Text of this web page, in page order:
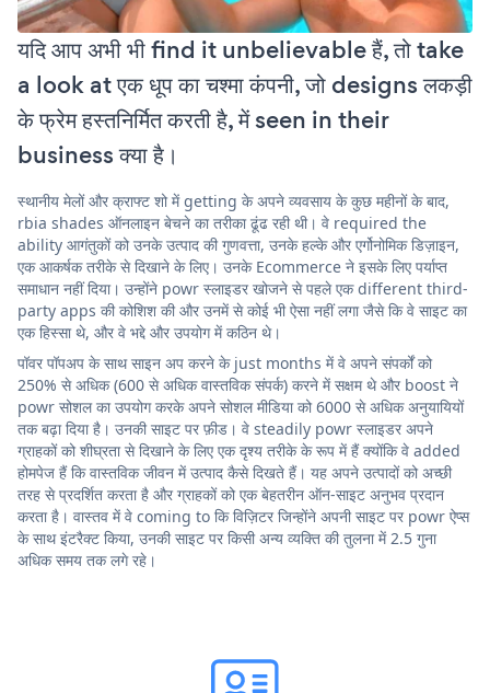
यदि आप अभी भी find it unbelievable हैं, तो take
a look at एक धूप का चश्मा कंपनी, जो designs लकड़ी
के फ्रेम हस्तनिर्मित करती है, में seen in their
business क्या है।
स्थानीय मेलों और क्राफ्ट शो में getting के अपने व्यवसाय के कुछ महीनों के बाद,
rbia shades ऑनलाइन बेचने का तरीका ढूंढ रही थी। वे required the
ability आगंतुकों को उनके उत्पाद की गुणवत्ता, उनके हल्के और एर्गोनोमिक डिज़ाइन,
एक आकर्षक तरीके से दिखाने के लिए। उनके Ecommerce ने इसके लिए पर्याप्त
समाधान नहीं दिया। उन्होंने powr स्लाइडर खोजने से पहले एक different third-
party apps की कोशिश की और उनमें से कोई भी ऐसा नहीं लगा जैसे कि वे साइट का
एक हिस्सा थे, और वे भद्दे और उपयोग में कठिन थे।
पॉवर पॉपअप के साथ साइन अप करने के just months में वे अपने संपर्कों को
250% से अधिक (600 से अधिक वास्तविक संपर्क) करने में सक्षम थे और boost ने
powr सोशल का उपयोग करके अपने सोशल मीडिया को 6000 से अधिक अनुयायियों
तक बढ़ा दिया है। उनकी साइट पर फ़ीड। वे steadily powr स्लाइडर अपने
ग्राहकों को शीघ्रता से दिखाने के लिए एक दृश्य तरीके के रूप में हैं क्योंकि वे added
होमपेज हैं कि वास्तविक जीवन में उत्पाद कैसे दिखते हैं। यह अपने उत्पादों को अच्छी
तरह से प्रदर्शित करता है और ग्राहकों को एक बेहतरीन ऑन-साइट अनुभव प्रदान
करता है। वास्तव में वे coming to कि विज़िटर जिन्होंने अपनी साइट पर powr ऐप्स
के साथ इंटरैक्ट किया, उनकी साइट पर किसी अन्य व्यक्ति की तुलना में 2.5 गुना
अधिक समय तक लगे रहे।